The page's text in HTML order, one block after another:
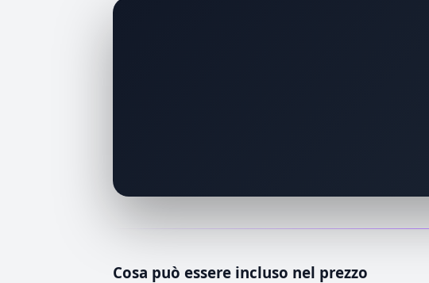
Cosa può essere incluso nel prezzo